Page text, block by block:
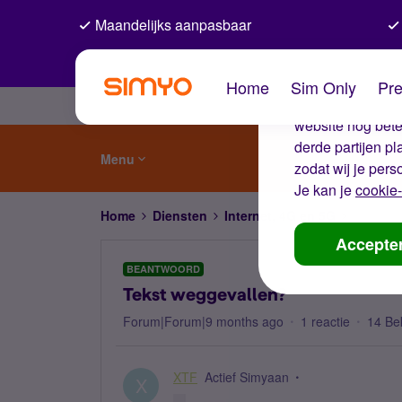
De
Wij gebruiken
website nog
derde partijen
zodat wij je
Je kan je
Maandelijks aanpasbaar
Home Sim Only
Menu
Home Diensten Internet, 4G en 5G
BEANTWOORD
Tekst weggevallen?
Forum|Forum|9 months ago 1 reactie 14
X XTF Actief Simyaan